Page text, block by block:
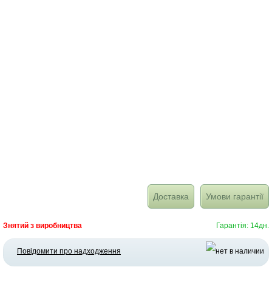
Доставка Умови гарантії
Знятий з виробництва Гарантія: 14дн.
Повідомити про надходження